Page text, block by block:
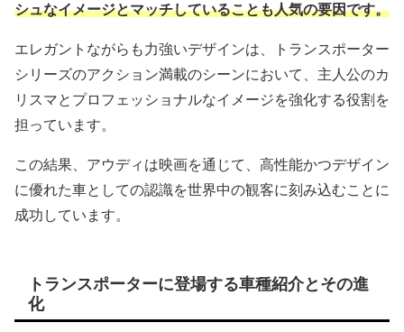
シュなイメージとマッチしていることも人気の要因です。
エレガントながらも力強いデザインは、トランスポーター
シリーズのアクション満載のシーンにおいて、主人公のカ
リスマとプロフェッショナルなイメージを強化する役割を
担っています。
この結果、アウディは映画を通じて、高性能かつデザイン
に優れた車としての認識を世界中の観客に刻み込むことに
成功しています。
トランスポーターに登場する車種紹介とその進
化